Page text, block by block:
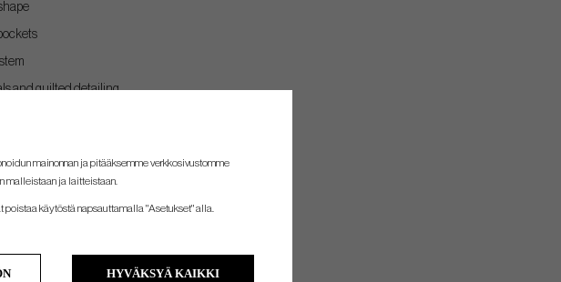
and quilted detailing
mainonnan ja pitääksemme verkkosivustomme
malleistaan ​​ja laitteistaan.
käytöstä napsauttamalla "Asetukset" alla.
HYVÄKSYÄ KAIKKI